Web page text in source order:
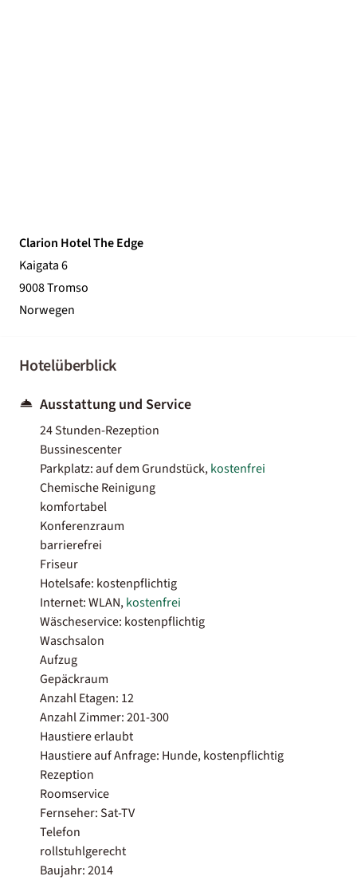
Clarion Hotel The Edge
Kaigata 6
9008 Tromso
Norwegen
Hotelüberblick
Ausstattung und Service
24 Stunden-Rezeption
Bussinescenter
Parkplatz: auf dem Grundstück,kostenfrei
Chemische Reinigung
komfortabel
Konferenzraum
barrierefrei
Friseur
Hotelsafe: kostenpflichtig
Internet: WLAN,kostenfrei
Wäscheservice: kostenpflichtig
Waschsalon
Aufzug
Gepäckraum
Anzahl Etagen: 12
Anzahl Zimmer: 201-300
Haustiere erlaubt
Haustiere auf Anfrage: Hunde, kostenpflichtig
Rezeption
Roomservice
Fernseher: Sat-TV
Telefon
rollstuhlgerecht
Baujahr: 2014